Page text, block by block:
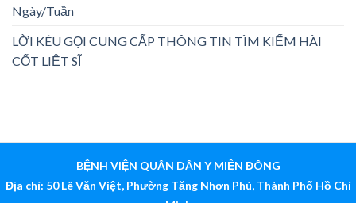
Ngày/Tuần
LỜI KÊU GỌI CUNG CẤP THÔNG TIN TÌM KIẾM HÀI
CỐT LIỆT SĨ
BỆNH VIỆN QUÂN DÂN Y MIỀN ĐÔNG
Địa chỉ: 50 Lê Văn Việt, Phường Tăng Nhơn Phú, Thành Phố Hồ Chí